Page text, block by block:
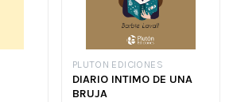
PLUTON EDICIONES
DIARIO INTIMO DE UNA
BRUJA